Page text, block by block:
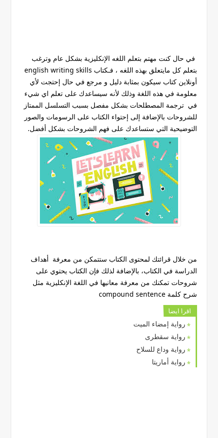
في حال كنت مهتم بتعلم اللغه الإنكليزية بشكل عام وترغب
بتعلم كل مايتعلق بهذه اللغه ، فـكتاب english writing skills
أونلاين كتاب سيكون بمثابة دليل و مرجع في حال إحتجت لأي
معلومة في هذه اللغة وذلك لأنه سيساعدك على تعلم اي شيء
في ترجمة المصطلحات بشكل مفصل بسبب التسلسل الممتاز
للشروحات بالإضافة إلى إحتواء الكتاب على الرسومات والصور
التوضيحية التي ستساعدك على فهم الشروحات بشكل أفضل.
من خلال قرائتك لمحتوى الكتاب ستتمكن من معرفة أهداف
الدراسة في الكتاب، بالإضافة لذلك فإن الكتاب يحتوي على
شروحات تمكنك من معرفة معانيها في اللغة الإنكليزية مثل
شرح كلمة compound sentence
اقرا ايضا
رواية إمضاء الميت
رواية سقطرى
رواية وداع للسلاح
رواية أماريتا